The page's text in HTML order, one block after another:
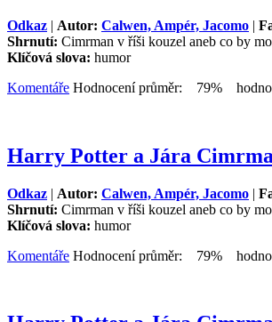
Odkaz | Autor: Calwen, Ampér, Jacomo |
Shrnutí: Cimrman v říši kouzel aneb co by
Klíčová slova: humor
Komentáře Hodnocení průměr: 79%
Harry Potter a Jára
Odkaz | Autor: Calwen, Ampér, Jacomo |
Shrnutí: Cimrman v říši kouzel aneb co by
Klíčová slova: humor
Komentáře Hodnocení průměr: 79%